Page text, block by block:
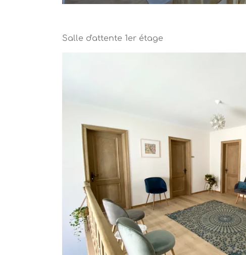
Salle d'attente 1er étage